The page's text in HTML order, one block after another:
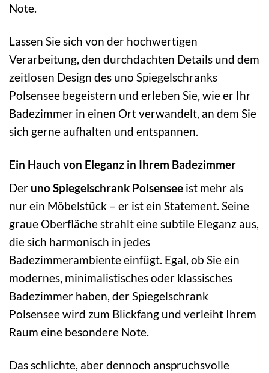
Note.
Lassen Sie sich von der hochwertigen
Verarbeitung, den durchdachten Details und dem
zeitlosen Design des uno Spiegelschranks
Polsensee begeistern und erleben Sie, wie er Ihr
Badezimmer in einen Ort verwandelt, an dem Sie
sich gerne aufhalten und entspannen.
Ein Hauch von Eleganz in Ihrem Badezimmer
Der uno Spiegelschrank Polsensee ist mehr als
nur ein Möbelstück – er ist ein Statement. Seine
graue Oberfläche strahlt eine subtile Eleganz aus,
die sich harmonisch in jedes
Badezimmerambiente einfügt. Egal, ob Sie ein
modernes, minimalistisches oder klassisches
Badezimmer haben, der Spiegelschrank
Polsensee wird zum Blickfang und verleiht Ihrem
Raum eine besondere Note.
Das schlichte, aber dennoch anspruchsvolle